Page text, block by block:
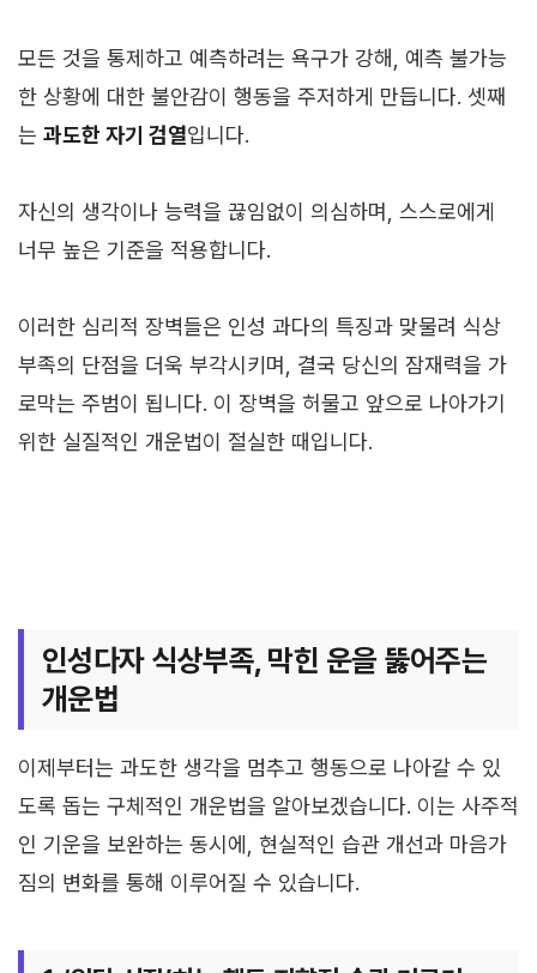
모든 것을 통제하고 예측하려는 욕구가 강해, 예측 불가능
한 상황에 대한 불안감이 행동을 주저하게 만듭니다. 셋째
는 과도한 자기 검열입니다.
자신의 생각이나 능력을 끊임없이 의심하며, 스스로에게
너무 높은 기준을 적용합니다.
이러한 심리적 장벽들은 인성 과다의 특징과 맞물려 식상
부족의 단점을 더욱 부각시키며, 결국 당신의 잠재력을 가
로막는 주범이 됩니다. 이 장벽을 허물고 앞으로 나아가기
위한 실질적인 개운법이 절실한 때입니다.
인성다자 식상부족, 막힌 운을 뚫어주는
개운법
이제부터는 과도한 생각을 멈추고 행동으로 나아갈 수 있
도록 돕는 구체적인 개운법을 알아보겠습니다. 이는 사주적
인 기운을 보완하는 동시에, 현실적인 습관 개선과 마음가
짐의 변화를 통해 이루어질 수 있습니다.